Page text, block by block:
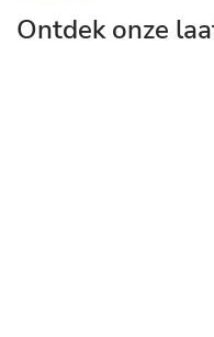
Ontdek onze